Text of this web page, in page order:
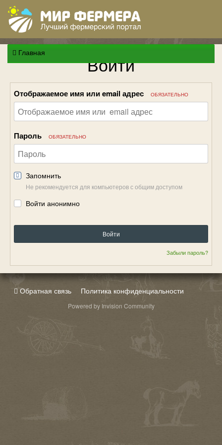
Главная Войти
Отображаемое имя или email адрес ОБЯЗАТЕЛЬНО
Пароль ОБЯЗАТЕЛЬНО
Запомнить
Не рекомендуется для компьютеров с общим доступом
Войти анонимно
Войти
Забыли пароль?
Обратная связь Политика конфиденциальности
Powered by Invision Community